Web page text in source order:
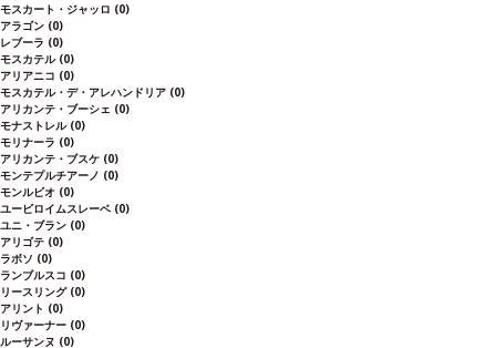
モスカート・ジャッロ (0)
アラゴン (0)
レブーラ (0)
モスカテル (0)
アリアニコ (0)
モスカテル・デ・アレハンドリア (0)
アリカンテ・ブーシェ (0)
モナストレル (0)
モリナーラ (0)
アリカンテ・ブスケ (0)
モンテプルチアーノ (0)
モンルビオ (0)
ユービロイムスレーベ (0)
ユニ・ブラン (0)
アリゴテ (0)
ラボソ (0)
ランブルスコ (0)
リースリング (0)
アリント (0)
リヴァーナー (0)
ルーサンヌ (0)